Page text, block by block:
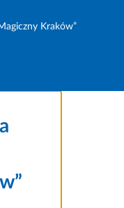
Kraków”